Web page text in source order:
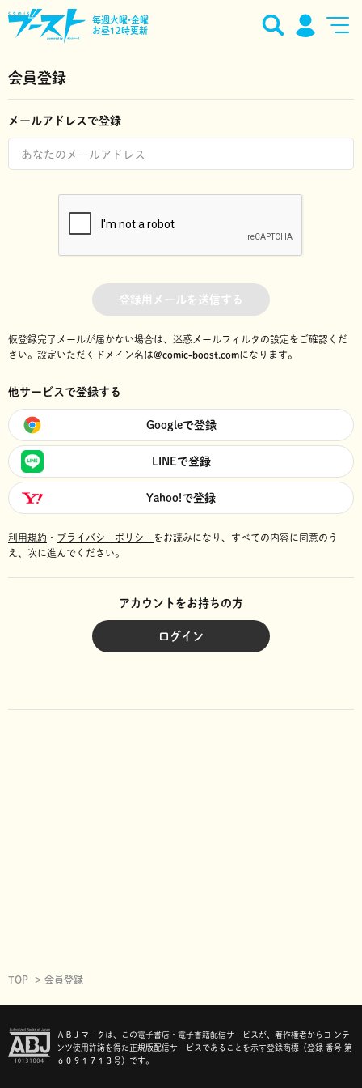
毎週火曜•金曜
お昼12時更新
会員登録
メールアドレスで登録
登録用メールを送信する
仮登録完了メールが届かない場合は、迷惑メールフィルタの設定をご確認くだ
さい。 設定いただくドメイン名は@comic-boost.comになります。
他サービスで登録する
Googleで登録
LINEで登録
Yahoo!で登録
利用規約 ・ プライバシーポリシーをお読みになり、 すべての内容に同意のう
え、次に進んでください。
アカウントをお持ちの方
ログイン
TOP 会員登録
ＡＢＪマークは、この電子書店・電子書籍配信サービスが、著作権者からコ ンテ
ンツ使用許諾を得た正規版配信サービスであることを示す登録商標（登録 番号 第
６０９１７１３号）です。